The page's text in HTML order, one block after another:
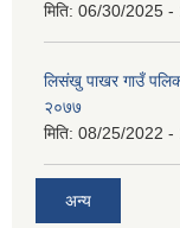
मिति: 06/30/2025 -
लिसंखु पाखर गाउँ
२०७७
मिति: 08/25/2022 -
अन्य